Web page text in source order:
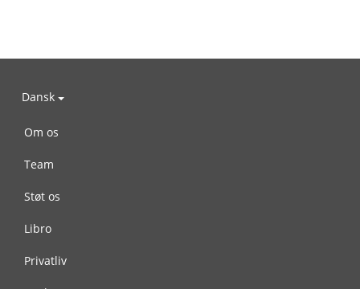
Dansk
Om os
Team
Støt os
Libro
Privatliv